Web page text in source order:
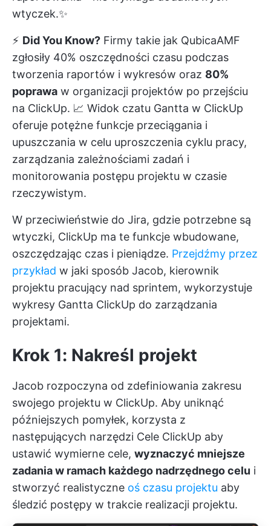
wtyczek.✨
⚡️ Did You Know? Firmy takie jak QubicaAMF
zgłosiły 40% oszczędności czasu podczas
tworzenia raportów i wykresów oraz 80%
poprawa w organizacji projektów po przejściu
na ClickUp. 📈 Widok czatu Gantta w ClickUp
oferuje potężne funkcje przeciągania i
upuszczania w celu uproszczenia cyklu pracy,
zarządzania zależnościami zadań i
monitorowania postępu projektu w czasie
rzeczywistym.
W przeciwieństwie do Jira, gdzie potrzebne są
wtyczki, ClickUp ma te funkcje wbudowane,
oszczędzając czas i pieniądze. Przejdźmy przez
przykład w jaki sposób Jacob, kierownik
projektu pracujący nad sprintem, wykorzystuje
wykresy Gantta ClickUp do zarządzania
projektami.
Krok 1: Nakreśl projekt
Jacob rozpoczyna od zdefiniowania zakresu
swojego projektu w ClickUp. Aby uniknąć
późniejszych pomyłek, korzysta z
następujących narzędzi Cele ClickUp aby
ustawić wymierne cele, wyznaczyć mniejsze
zadania w ramach każdego nadrzędnego celu i
stworzyć realistyczne oś czasu projektu aby
śledzić postępy w trakcie realizacji projektu.